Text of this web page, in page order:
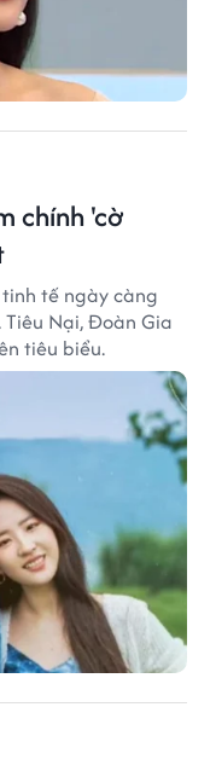
chính 'cờ
tế ngày càng
Nại, Đoàn Gia
tiêu biểu.